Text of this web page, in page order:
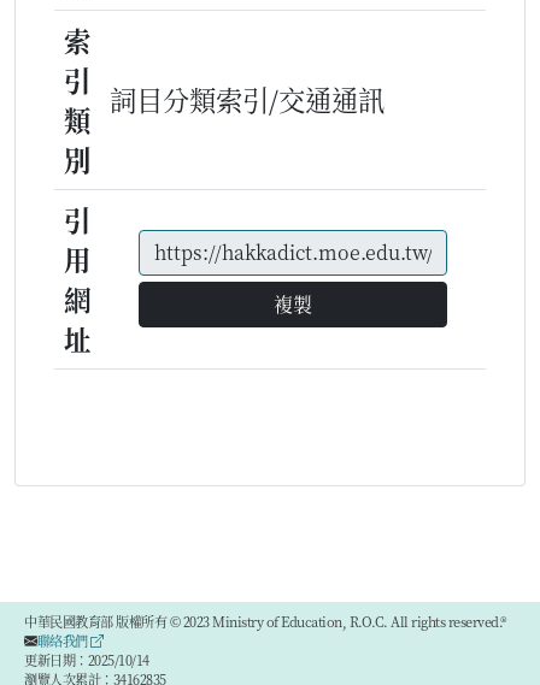
索
引
類
別
詞目分類索引/交通通訊
引
用
網
址
複製
中華民國教育部 版權所有 © 2023 Ministry of Education, R.O.C. All rights reserved.®
聯絡我們
更新日期：2025/10/14
瀏覽人次累計：34162835